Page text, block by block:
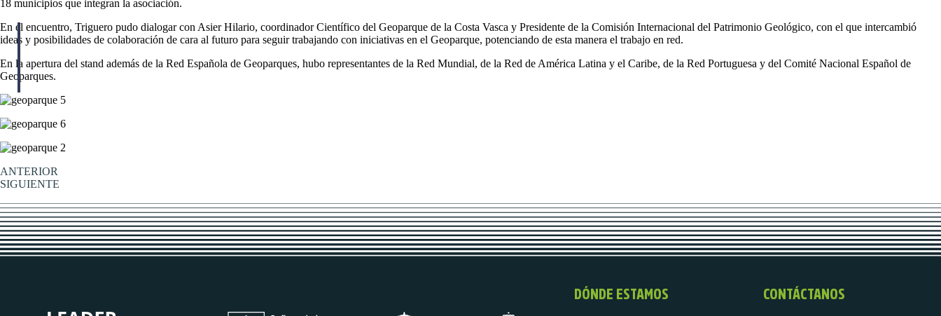
18 municipios que integran la asociación.
En el encuentro, Triguero pudo dialogar con Asier Hilario, coordinador Científico del Geoparque de la Costa Vasca y Presidente de la Comisión Internacional del Patrimonio Geológico, con el que intercambió
ideas y posibilidades de colaboración de cara al futuro para seguir trabajando con iniciativas en el Geoparque, potenciando de esta manera el trabajo en red.
En la apertura del stand además de la Red Española de Geoparques, hubo representantes de la Red Mundial, de la Red de América Latina y el Caribe, de la Red Portuguesa y del Comité Nacional Español de
Geoparques.
ANTERIOR
SIGUIENTE
DÓNDE ESTAMOS CONTÁCTANOS